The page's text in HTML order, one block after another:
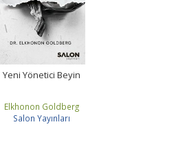
Yeni Yönetici Beyin
Elkhonon Goldberg
Salon Yayınları